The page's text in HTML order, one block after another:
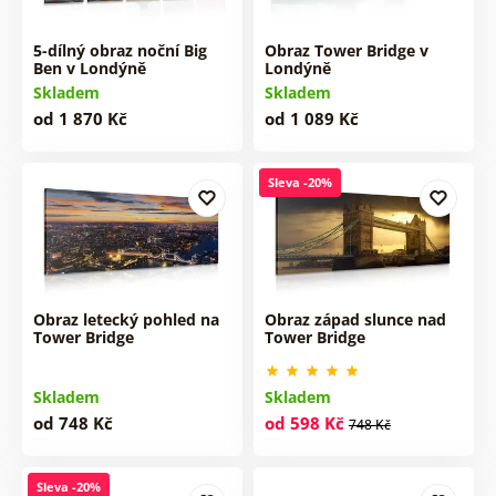
5-dílný obraz noční Big
Ben v Londýně
Skladem
od 1 870 Kč
Obraz Tower Bridge v
Londýně
Skladem
od 1 089 Kč
Obraz letecký pohled na
Tower Bridge
Skladem
od 748 Kč
Sleva -20%
Obraz západ slunce nad
Tower Bridge
Skladem
od 598 Kč 748 Kč
Sleva -20%